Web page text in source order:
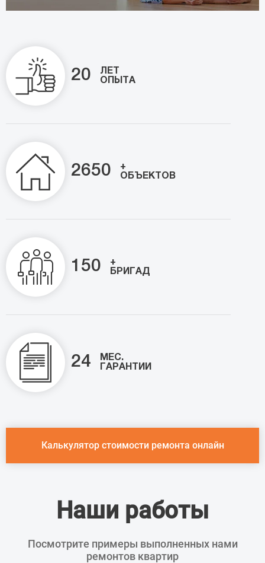
20
ЛЕТ
ОПЫТА
2650
+
ОБЪЕКТОВ
150
+
БРИГАД
24
МЕС.
ГАРАНТИИ
Калькулятор стоимости ремонта онлайн
Наши работы
Посмотрите примеры выполненных нами
ремонтов квартир